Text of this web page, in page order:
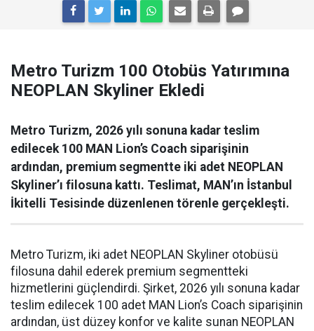
Metro Turizm 100 Otobüs Yatırımına
NEOPLAN Skyliner Ekledi
Metro Turizm, 2026 yılı sonuna kadar teslim
edilecek 100 MAN Lion’s Coach siparişinin
ardından, premium segmentte iki adet NEOPLAN
Skyliner’ı filosuna kattı. Teslimat, MAN’ın İstanbul
İkitelli Tesisinde düzenlenen törenle gerçekleşti.
Metro Turizm, iki adet NEOPLAN Skyliner otobüsü
filosuna dahil ederek premium segmentteki
hizmetlerini güçlendirdi. Şirket, 2026 yılı sonuna kadar
teslim edilecek 100 adet MAN Lion’s Coach siparişinin
ardından, üst düzey konfor ve kalite sunan NEOPLAN